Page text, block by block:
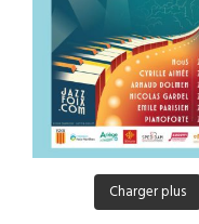
Charger plus